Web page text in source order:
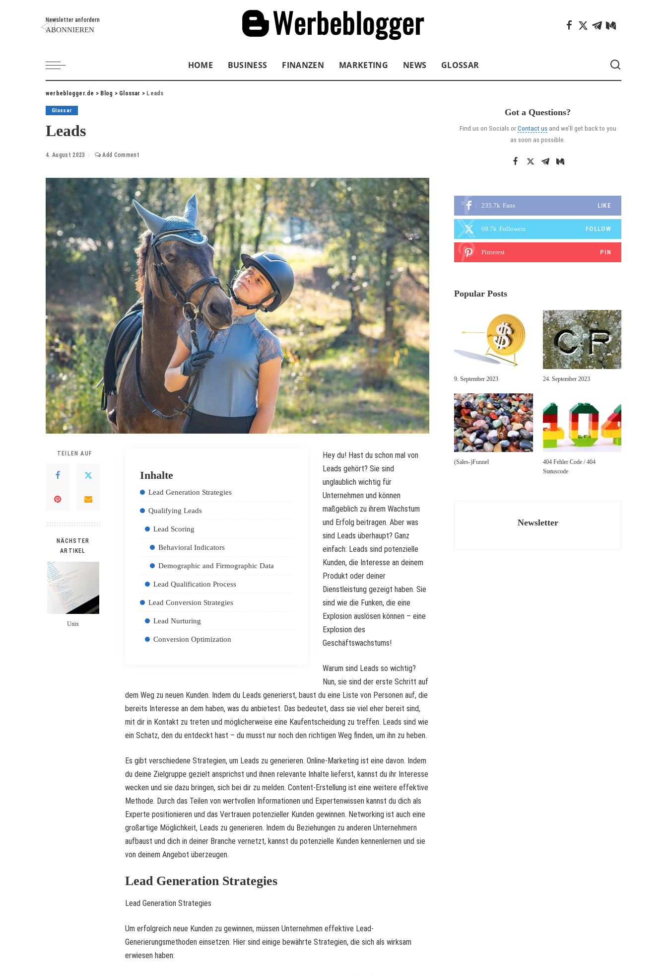
Newsletter anfordern
ABONNIEREN
HOME BUSINESS FINANZEN MARKETING NEWS GLOSSAR
werbeblogger.de > Blog > Glossar > Leads
Glossar
Leads
4. August 2023 Add Comment
TEILEN AUF
NÄCHSTER
ARTIKEL
Unix
Inhalte
Lead Generation Strategies
Qualifying Leads
Lead Scoring
Behavioral Indicators
Demographic and Firmographic Data
Lead Qualification Process
Lead Conversion Strategies
Lead Nurturing
Conversion Optimization
Hey du! Hast du schon mal von
Leads gehört? Sie sind
unglaublich wichtig für
Unternehmen und können
maßgeblich zu ihrem Wachstum
und Erfolg beitragen. Aber was
sind Leads überhaupt? Ganz
einfach: Leads sind potenzielle
Kunden, die Interesse an deinem
Produkt oder deiner
Dienstleistung gezeigt haben. Sie
sind wie die Funken, die eine
Explosion auslösen können – eine
Explosion des
Geschäftswachstums!
Warum sind Leads so wichtig?
Nun, sie sind der erste Schritt auf
dem Weg zu neuen Kunden. Indem du Leads generierst, baust du eine Liste von Personen auf, die
bereits Interesse an dem haben, was du anbietest. Das bedeutet, dass sie viel eher bereit sind,
mit dir in Kontakt zu treten und möglicherweise eine Kaufentscheidung zu treffen. Leads sind wie
ein Schatz, den du entdeckt hast – du musst nur noch den richtigen Weg finden, um ihn zu heben.
Es gibt verschiedene Strategien, um Leads zu generieren. Online-Marketing ist eine davon. Indem
du deine Zielgruppe gezielt ansprichst und ihnen relevante Inhalte lieferst, kannst du ihr Interesse
wecken und sie dazu bringen, sich bei dir zu melden. Content-Erstellung ist eine weitere effektive
Methode. Durch das Teilen von wertvollen Informationen und Expertenwissen kannst du dich als
Experte positionieren und das Vertrauen potenzieller Kunden gewinnen. Networking ist auch eine
großartige Möglichkeit, Leads zu generieren. Indem du Beziehungen zu anderen Unternehmern
aufbaust und dich in deiner Branche vernetzt, kannst du potenzielle Kunden kennenlernen und sie
von deinem Angebot überzeugen.
Lead Generation Strategies
Lead Generation Strategies
Um erfolgreich neue Kunden zu gewinnen, müssen Unternehmen effektive Lead-
Generierungsmethoden einsetzen. Hier sind einige bewährte Strategien, die sich als wirksam
erwiesen haben:
Got a Questions?
Find us on Socials orContact us and we’ll get back to you
as soon as possible.
235.7k Fans LIKE
69.7k Followers FOLLOW
Pinterest PIN
Popular Posts
9. September 2023 24. September 2023
(Sales-)Funnel
404 Fehler Code / 404
Statuscode
Newsletter